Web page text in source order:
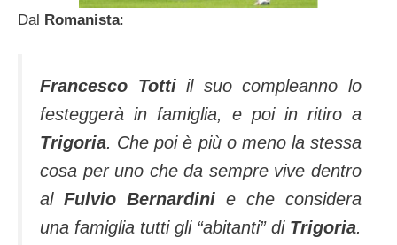
Dal Romanista:
Francesco Tottiil suo compleanno lo
festeggerà in famiglia, e poi in ritiro a
Trigoria. Che poi è più o meno la stessa
cosa per uno che da sempre vive dentro
al Fulvio Bernardini e che considera
una famiglia tutti gli “abitanti” di Trigoria.